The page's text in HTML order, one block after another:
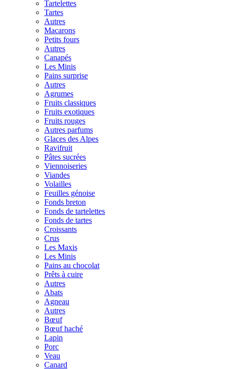
Tartelettes
Tartes
Autres
Macarons
Petits fours
Autres
Canapés
Les Minis
Pains surprise
Autres
Agrumes
Fruits classiques
Fruits exotiques
Fruits rouges
Autres parfums
Glaces des Alpes
Ravifruit
Pâtes sucrées
Viennoiseries
Viandes
Volailles
Feuilles génoise
Fonds breton
Fonds de tartelettes
Fonds de tartes
Croissants
Crus
Les Maxis
Les Minis
Pains au chocolat
Prêts à cuire
Autres
Abats
Agneau
Autres
Bœuf
Bœuf haché
Lapin
Porc
Veau
Canard